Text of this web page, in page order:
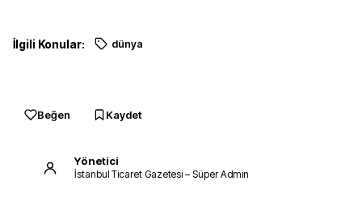
İlgili Konular: dünya
Beğen Kaydet
Yönetici
İstanbul Ticaret Gazetesi – Süper Admin